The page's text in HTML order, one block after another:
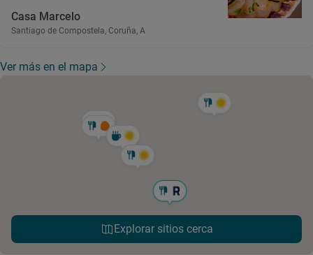
Casa Marcelo
Santiago de Compostela, Coruña, A
Ver más en el mapa
Explorar sitios cerca